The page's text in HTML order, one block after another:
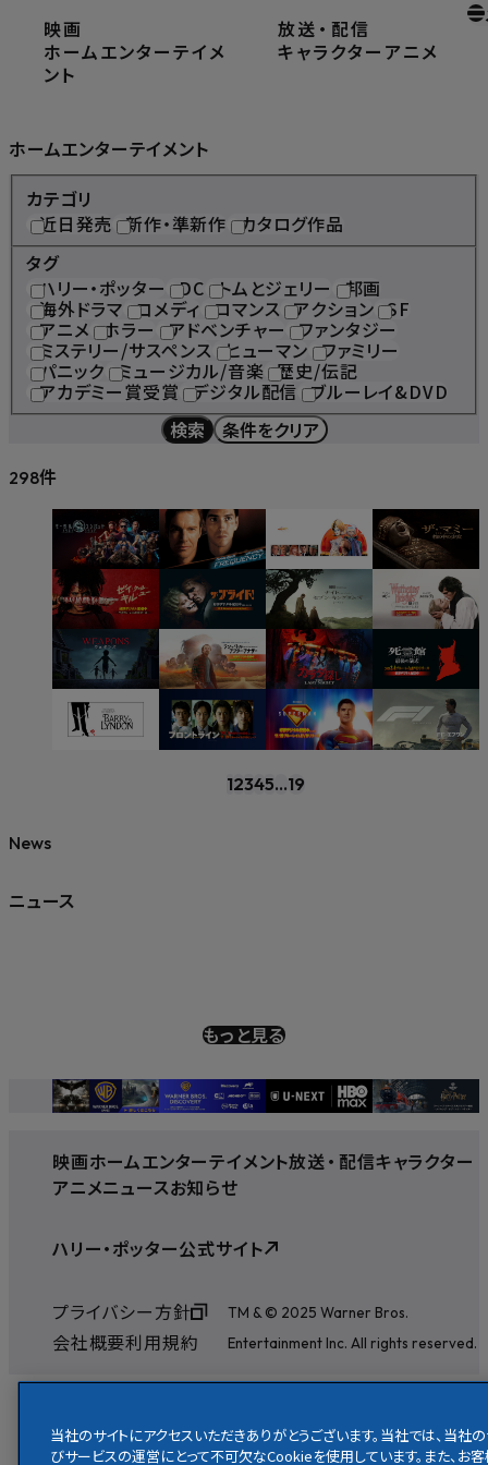
映画
ホームエンターテイメ
ント
放送 ・ 配信
キャラクター アニメ
ホームエンターテイメント
ホームエンターテイメント
カテゴリ
近日発売 新作・準新作 カタログ作品
タグ
ハリー・ポッター
DC トムとジェリー 邦画
海外ドラマ コメディ ロマンス アクション SF
アニメ ホラー アドベンチャー ファンタジー
ミステリー/サスペンス ヒューマン ファミリー
パニック ミュージカル/音楽 歴史/伝記
アカデミー賞受賞 デジタル配信 ブルーレイ&DVD
検索
条件をクリア
298件
12345...19
News
ニュース
もっと見る
映画ホームエンターテイメント放送・ 配信キャラクター
アニメニュースお知らせ
ハリー・ポッター公式サイト
プライバシー方針
会社概要利用規約
TM & © 2025 Warner Bros.
Entertainment Inc. All rights reserved.
当社のサイトにアクセスいただきありがとうございます。当社では、当社の
びサービスの運営にとって不可欠なCookieを使用しています。また、お